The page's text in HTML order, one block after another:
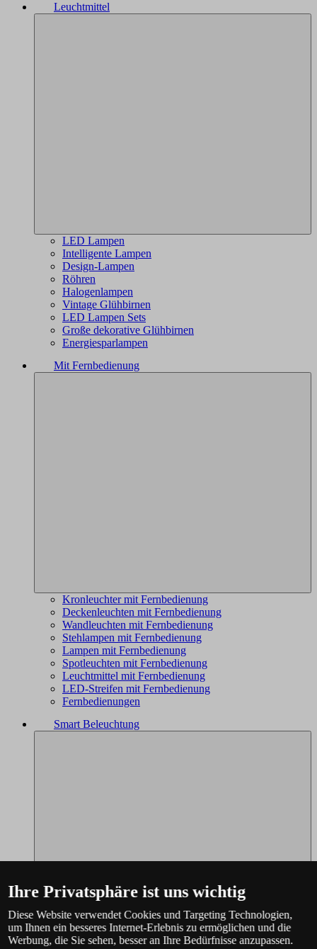
Leuchtmittel
LED Lampen
Intelligente Lampen
Design-Lampen
Röhren
Halogenlampen
Vintage Glühbirnen
LED Lampen Sets
Große dekorative Glühbirnen
Energiesparlampen
Mit Fernbedienung
Kronleuchter mit Fernbedienung
Deckenleuchten mit Fernbedienung
Wandleuchten mit Fernbedienung
Stehlampen mit Fernbedienung
Lampen mit Fernbedienung
Spotleuchten mit Fernbedienung
Leuchtmittel mit Fernbedienung
LED-Streifen mit Fernbedienung
Fernbedienungen
Smart Beleuchtung
Ihre Privatsphäre ist uns wichtig
Diese Website verwendet Cookies und Targeting Technologien,
um Ihnen ein besseres Internet-Erlebnis zu ermöglichen und die
Werbung, die Sie sehen, besser an Ihre Bedürfnisse anzupassen.